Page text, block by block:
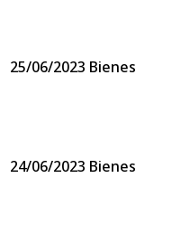
25/06/2023 Bienes
24/06/2023 Bienes